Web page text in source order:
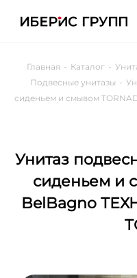
Главная - Каталог -
Подвесные унитазы -
сиденьем и смывом
Унитаз
сиденьем и
BelBagno